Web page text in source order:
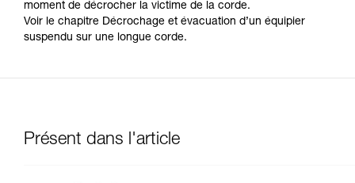
moment de décrocher la victime de la corde.
Voir le chapitre Décrochage et évacuation d’un équipier
suspendu sur une longue corde.
Présent dans l'article